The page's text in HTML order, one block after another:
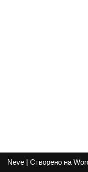
Neve | Створено на